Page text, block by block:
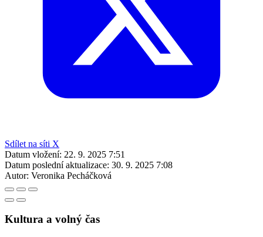
Sdílet na síti X
Datum vložení: 22. 9. 2025 7:51
Datum poslední aktualizace: 30. 9. 2025 7:08
Autor: Veronika Pecháčková
Kultura a volný čas